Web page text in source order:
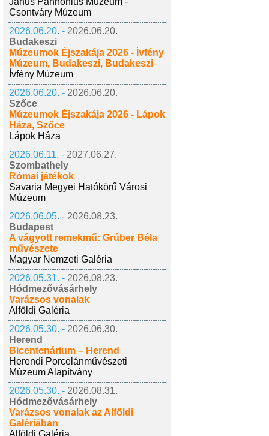
Csontváry Múzeum
2026.06.20. - 2026.06.20.
Budakeszi
Múzeumok Éjszakája 2026 - Ívfény
Múzeum, Budakeszi, Budakeszi
Ívfény Múzeum
2026.06.20. - 2026.06.20.
Szőce
Múzeumok Éjszakája 2026 - Lápok
Háza, Szőce
Lápok Háza
2026.06.11. - 2027.06.27.
Szombathely
Római játékok
Savaria Megyei Hatókörű Városi
Múzeum
2026.06.05. - 2026.08.23.
Budapest
A vágyott remekmű: Grúber Béla
művészete
Magyar Nemzeti Galéria
2026.05.31. - 2026.08.23.
Hódmezővásárhely
Varázsos vonalak
Alföldi Galéria
2026.05.30. - 2026.06.30.
Herend
Bicentenárium – Herend
Herendi Porcelánművészeti
Múzeum Alapítvány
2026.05.30. - 2026.08.31.
Hódmezővásárhely
Varázsos vonalak az Alföldi
Galériában
Alföldi Galéria